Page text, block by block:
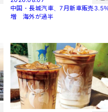
中国・長城汽車、7月新車販売3.5
増 海外が過半